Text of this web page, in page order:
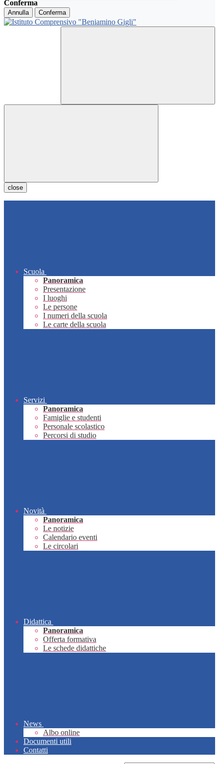
Conferma
Annulla Conferma
close
Scuola
Panoramica
Presentazione
I luoghi
Le persone
I numeri della scuola
Le carte della scuola
Servizi
Panoramica
Famiglie e studenti
Personale scolastico
Percorsi di studio
Novità
Panoramica
Le notizie
Calendario eventi
Le circolari
Didattica
Panoramica
Offerta formativa
Le schede didattiche
News
Albo online
Documenti utili
Contatti